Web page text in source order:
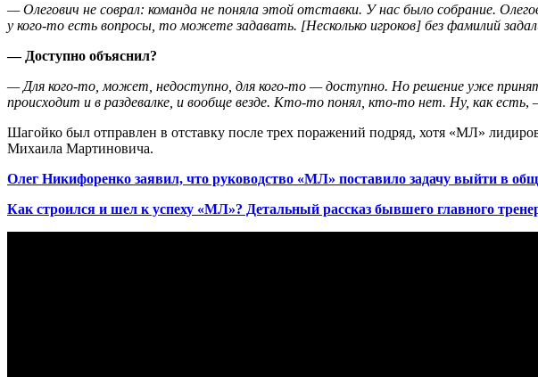
— Олегович не соврал: команда не поняла этой отставки. У нас было собрание.
у кого-то есть вопросы, то можете задавать. [Несколько игроков] без фамилий
— Доступно объяснил?
— Для кого-то, может, недоступно, для кого-то — доступно. Но решение уже
происходит и в раздевалке, и вообще везде. Кто-то понял, кто-то нет. Ну, как есть,
Шагойко был отправлен в отставку после трех поражений подряд, хотя «МЛ»
Михаила Мартиновича.
Олег Никифоренко заявил, что руководство «МЛ» поставило задачу выйти в
Как строился и шел к успеху «МЛ»? Детальный рассказ бывшего главного